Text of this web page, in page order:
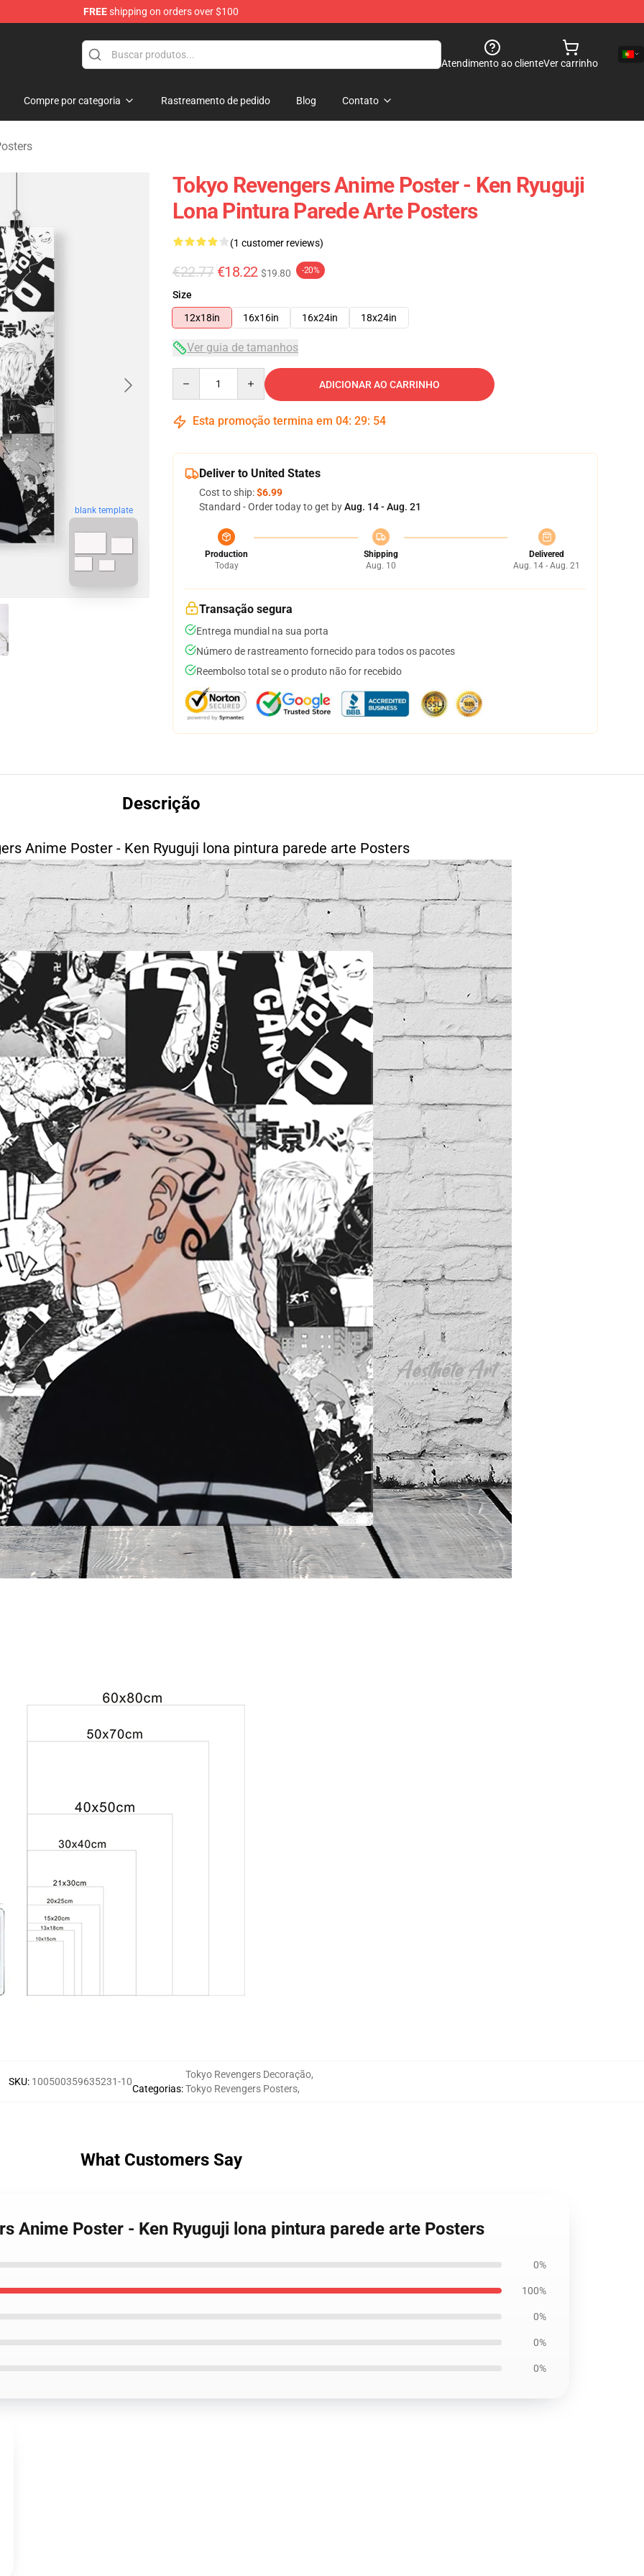
FREEshipping on orders over $100
Atendimento ao clienteVer carrinho
Compre por categoria Rastreamento de pedido Blog Contato
blank template
Tokyo Revengers Anime Poster - Ken Ryuguji
Lona Pintura Parede Arte Posters
(1 customer reviews)
€22.77 €18.22 $19.80 -20%
Size
12x18in
16x16in 16x24in 18x24in
Ver guia de tamanhos
ADICIONAR AO CARRINHO
Esta promoção termina em 04: 29: 52
Deliver to United States
Cost to ship:$6.99
Standard - Order today to get byAug. 14 - Aug. 21
Production
Today
Shipping
Aug. 10
Delivered
Aug. 14 - Aug. 21
Transação segura
Entrega mundial na sua porta
Número de rastreamento fornecido para todos os pacotes
Reembolso total se o produto não for recebido
Descrição
Anime Poster - Ken Ryuguji lona pintura parede arte Posters
SKU: 100500359635231-10
Categorias:
Tokyo Revengers Decoração,
Tokyo Revengers Posters,
What Customers Say
Anime Poster - Ken Ryuguji lona pintura parede arte Posters
0%
100%
0%
0%
0%